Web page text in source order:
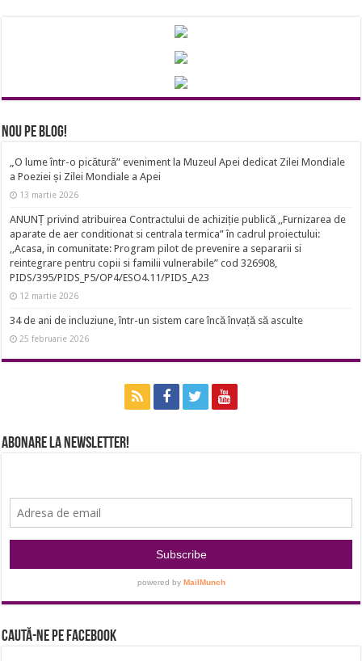
Nou pe Blog!
„O lume într-o picătură” eveniment la Muzeul Apei dedicat Zilei Mondiale
a Poeziei și Zilei Mondiale a Apei
13 martie 2026
ANUNȚ privind atribuirea Contractului de achiziție publică ,,Furnizarea de
aparate de aer conditionat si centrala termica” în cadrul proiectului:
,,Acasa, in comunitate: Program pilot de prevenire a separarii si
reintegrare pentru copii si familii vulnerabile” cod 326908,
PIDS/395/PIDS_P5/OP4/ESO4.11/PIDS_A23
12 martie 2026
34 de ani de incluziune, într-un sistem care încă învață să asculte
25 februarie 2026
Abonare la newsletter!
Caută-ne pe Facebook